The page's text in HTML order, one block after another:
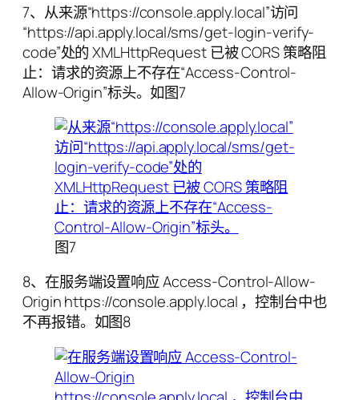
7、从来源“https://console.apply.local”访问
“https://api.apply.local/sms/get-login-verify-
code”处的 XMLHttpRequest 已被 CORS 策略阻
止：请求的资源上不存在“Access-Control-
Allow-Origin”标头。如图7
图7
8、在服务端设置响应 Access-Control-Allow-
Origin https://console.apply.local ，控制台中也
不再报错。如图8